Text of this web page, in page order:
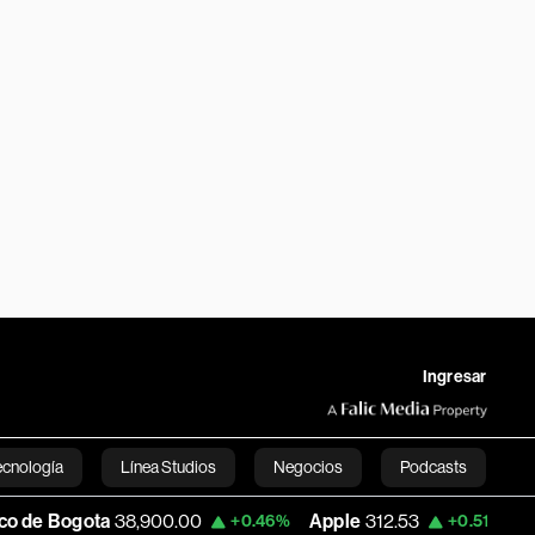
Ingresar
Línea Studios Negocios Podcasts
English
38,900.00 +0.46% Apple 312.53 +0.51% USD COP